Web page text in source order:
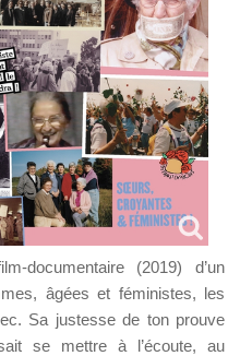
documentaire (2019) d’un
âgées et féministes, les
Sa justesse de ton prouve
se mettre à l’écoute, au